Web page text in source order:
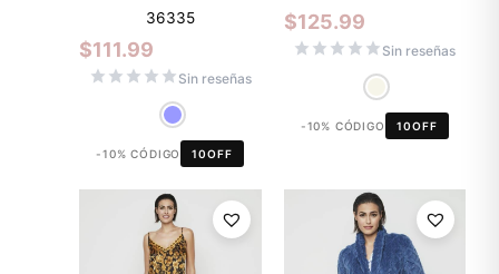
36335
$111.99
Sin reseñas
-10% CÓDIGO 10OFF
$125.99
Sin reseñas
-10% CÓDIGO 10OFF